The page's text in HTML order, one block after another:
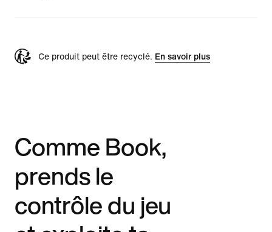
Ce produit peut être recyclé. En savoir plus
Comme Book,
prends le
contrôle du jeu